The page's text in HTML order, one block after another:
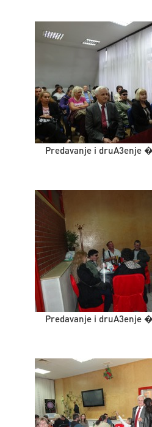
Predavanje i druA3enje
Predavanje i druA3enje